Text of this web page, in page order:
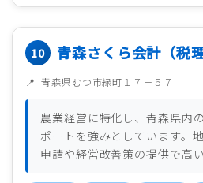
青森さくら会計（税
青森県むつ市緑町１７－５７
農業経営に特化し、青森県内
ポートを強みとしています。
申請や経営改善策の提供で高